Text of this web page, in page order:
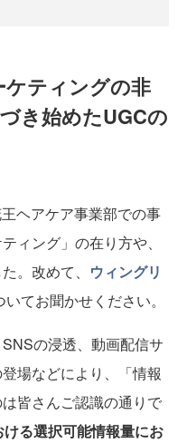
ティングの非
き始めたUGCの
ヘアケア事業部での事
ィング」の在り方や、
。改めて、 ウィングリ
てお聞かせください。
の浸透、動画配信サ
場などにより、「情報
皆さんご認識の通りで
る選択可能情報量にお